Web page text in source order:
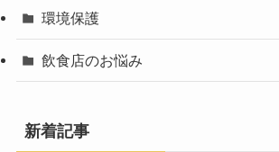
環境保護
飲食店のお悩み
新着記事